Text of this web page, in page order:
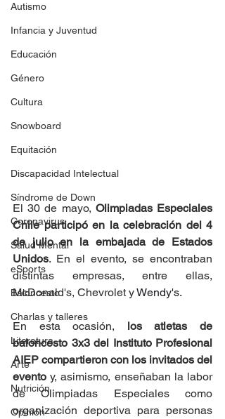
Autismo
Infancia y Juventud
Educación
Género
Cultura
Snowboard
Equitación
Discapacidad Intelectual
Síndrome de Down
Coronavirus
Salud Mental
eSports
Baloncesto
Charlas y talleres
Literatura
Arte
Nutrición
Opinión
El 30 de mayo, Olimpiadas Especiales
Chile participó en la celebración del 4
de julio en la embajada de Estados
Unidos. En el evento, se encontraban
distintas empresas, entre ellas,
McDonald's, Chevrolet y Wendy's.
En esta ocasión, los atletas de
baloncesto 3x3 del Instituto Profesional
AIEP compartieron con los invitados del
evento y, asimismo, enseñaban la labor
de Olimpiadas Especiales como
organización deportiva para personas